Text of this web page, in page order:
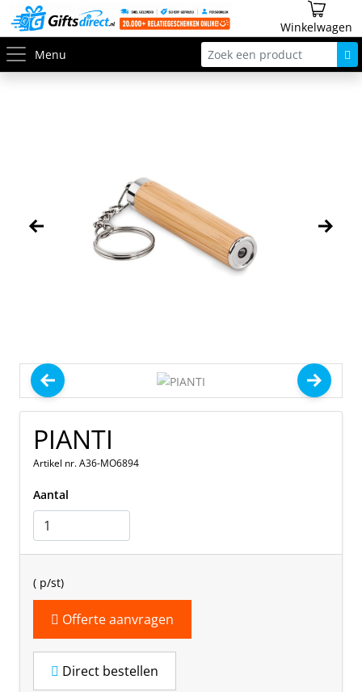
Winkelwagen
Menu
PIANTI
Artikel nr. A36-MO6894
Aantal
( p/st)
Offerte aanvragen
Direct bestellen